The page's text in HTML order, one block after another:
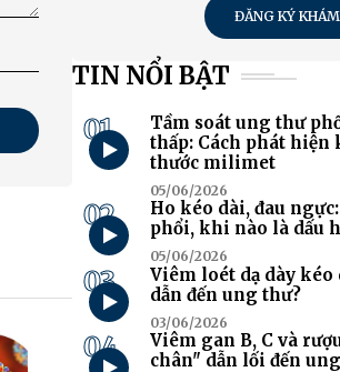
ĐĂNG KÝ KHÁM
TIN NỔI BẬT
01
Tầm soát ung thư
thấp: Cách phát
thước milimet
05/06/2026
02
Ho kéo dài, đau
phổi, khi nào là dấu
05/06/2026
03
Viêm loét dạ dày kéo
dẫn đến ung thư?
03/06/2026
04
Viêm gan B, C và
chân" dẫn lối đến